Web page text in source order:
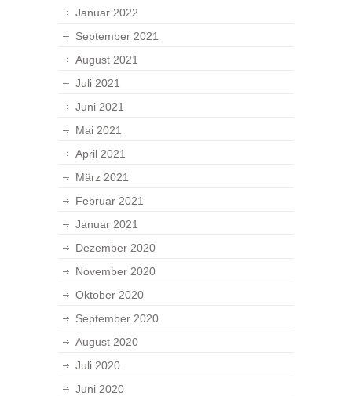
Januar 2022
September 2021
August 2021
Juli 2021
Juni 2021
Mai 2021
April 2021
März 2021
Februar 2021
Januar 2021
Dezember 2020
November 2020
Oktober 2020
September 2020
August 2020
Juli 2020
Juni 2020